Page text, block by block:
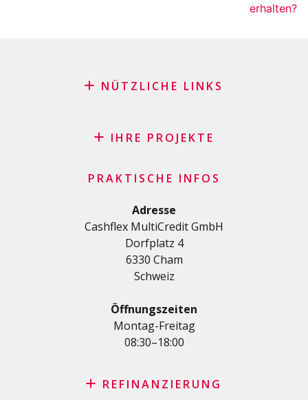
erhalten?
NÜTZLICHE LINKS
Antrag auf Patenschaft
Wichtige Checkliste
Datenschutzerklärung
IHRE PROJEKTE
Renovierungs/Baukredit
AutoKredit
Kredite für Ihre Ausbildung
Medizinische Kredit
Privatkredit für Selbstständige
KMU-Kredit
Kreditkartenantrag
PRAKTISCHE INFOS
Adresse
Cashflex MultiCredit GmbH
Dorfplatz 4
6330 Cham
Schweiz
Öffnungszeiten
Montag-Freitag
08:30–18:00
REFINANZIERUNG